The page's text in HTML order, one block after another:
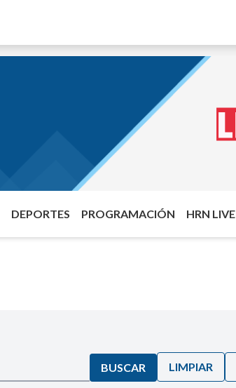
DEPORTES PROGRAMACIÓN HRN LIVE
BUSCAR LIMPIAR